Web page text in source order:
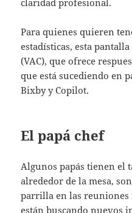
Para quienes quieren
estadísticas, esta
(VAC), que ofrece
que está sucediendo en
Bixby y Copilot.
El papá chef
Algunos papás tienen el
alrededor de la mesa,
parrilla en las
están buscando nuevos